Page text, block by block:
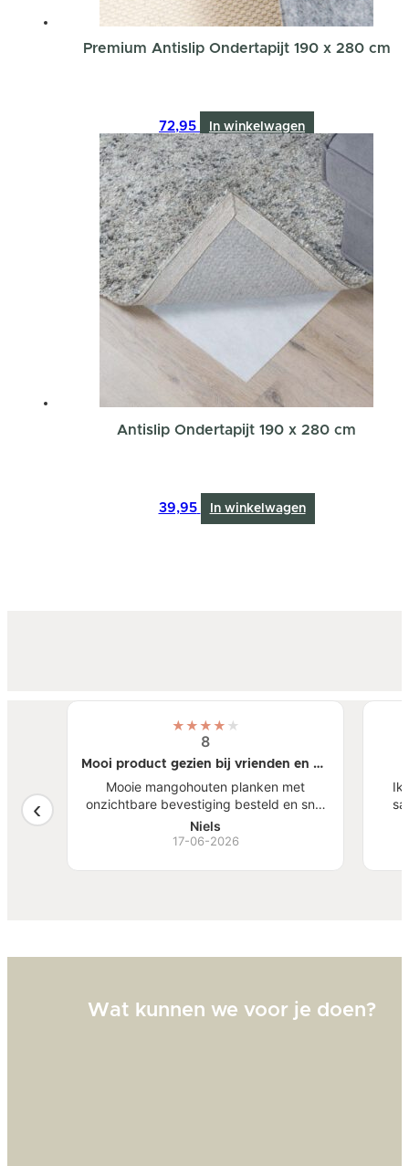
Premium Antislip Ondertapijt 190 x 280 cm
72,95 In winkelwagen
Antislip Ondertapijt 190 x 280 cm
39,95 In winkelwagen
★★★★ ★
8
Mooi product gezien bij vrienden en nu
zelf gekocht
Mooie mangohouten planken met
onzichtbare bevestiging besteld en snel
geleverd gekregen. Prima voor elkaar zo!
Niels
17-06-2026
Ik
Wat kunnen we voor je doen?